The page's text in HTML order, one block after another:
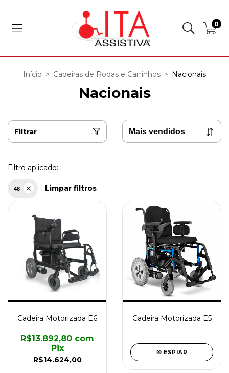
0
Início > Cadeiras de Rodas e Carrinhos > Nacionais
Nacionais
Filtrar
Filtro aplicado:
48 Limpar filtros
Cadeira Motorizada E6
R$14.624,00
R$13.892,80 com
Pix
Cadeira Motorizada E5
ESPIAR